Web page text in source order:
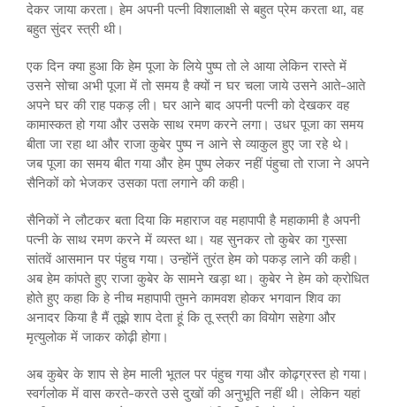
देकर जाया करता। हेम अपनी पत्नी विशालाक्षी से बहुत प्रेम करता था, वह
बहुत सुंदर स्त्री थी।
एक दिन क्या हुआ कि हेम पूजा के लिये पुष्प तो ले आया लेकिन रास्ते में
उसने सोचा अभी पूजा में तो समय है क्यों न घर चला जाये उसने आते-आते
अपने घर की राह पकड़ ली। घर आने बाद अपनी पत्नी को देखकर वह
कामास्कत हो गया और उसके साथ रमण करने लगा। उधर पूजा का समय
बीता जा रहा था और राजा कुबेर पुष्प न आने से व्याकुल हुए जा रहे थे।
जब पूजा का समय बीत गया और हेम पुष्प लेकर नहीं पंहुचा तो राजा ने अपने
सैनिकों को भेजकर उसका पता लगाने की कही।
सैनिकों ने लौटकर बता दिया कि महाराज वह महापापी है महाकामी है अपनी
पत्नी के साथ रमण करने में व्यस्त था। यह सुनकर तो कुबेर का गुस्सा
सांतवें आसमान पर पंहुच गया। उन्होंनें तुरंत हेम को पकड़ लाने की कही।
अब हेम कांपते हुए राजा कुबेर के सामने खड़ा था। कुबेर ने हेम को क्रोधित
होते हुए कहा कि हे नीच महापापी तुमने कामवश होकर भगवान शिव का
अनादर किया है मैं तूझे शाप देता हूं कि तू स्त्री का वियोग सहेगा और
मृत्युलोक में जाकर कोढ़ी होगा।
अब कुबेर के शाप से हेम माली भूतल पर पंहुच गया और कोढ़ग्रस्त हो गया।
स्वर्गलोक में वास करते-करते उसे दुखों की अनुभूति नहीं थी। लेकिन यहां